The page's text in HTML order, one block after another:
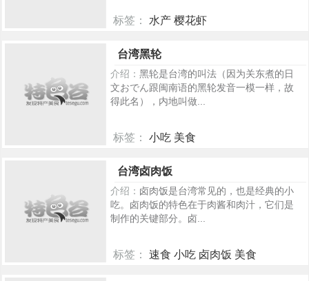
标签： 水产 樱花虾
台湾黑轮
介绍： 黑轮是台湾的叫法（因为关东煮的日
文おでん跟闽南语的黑轮发音一模一样，故
得此名），内地叫做...
标签： 小吃 美食
台湾卤肉饭
介绍： 卤肉饭是台湾常见的，也是经典的小
吃。卤肉饭的特色在于肉酱和肉汁，它们是
制作的关键部分。卤...
标签： 速食 小吃 卤肉饭 美食